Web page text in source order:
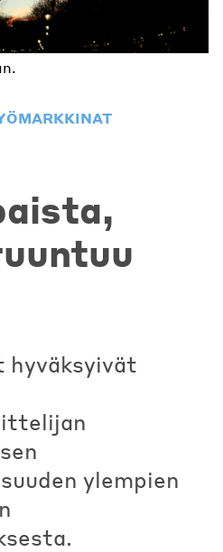
hyväksyivät
ylempien